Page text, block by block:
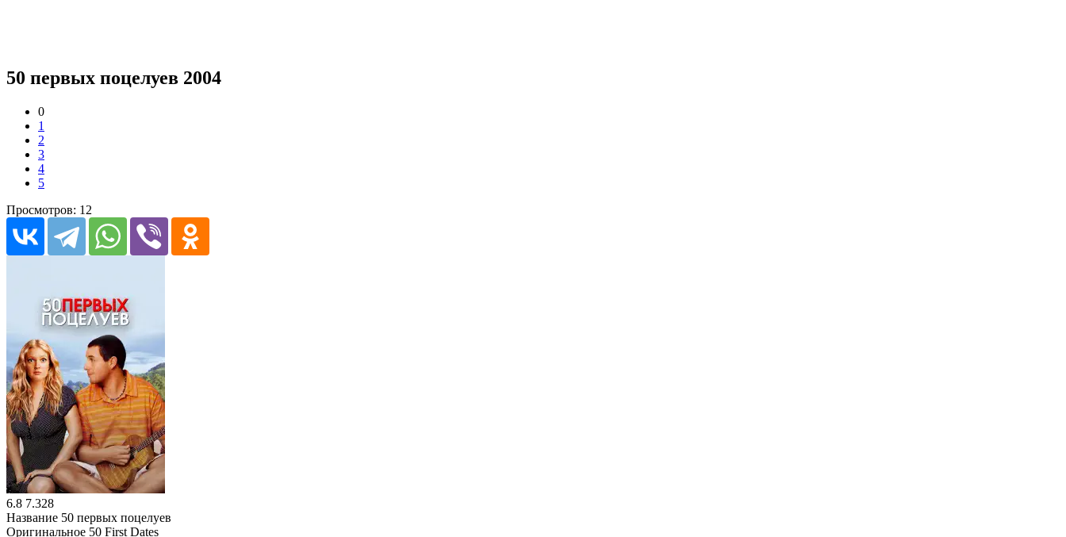
50 первых поцелуев 2004
0
1
2
3
4
5
Просмотров: 12
6.8 7.328
Название 50 первых поцелуев
Оригинальное 50 First Dates